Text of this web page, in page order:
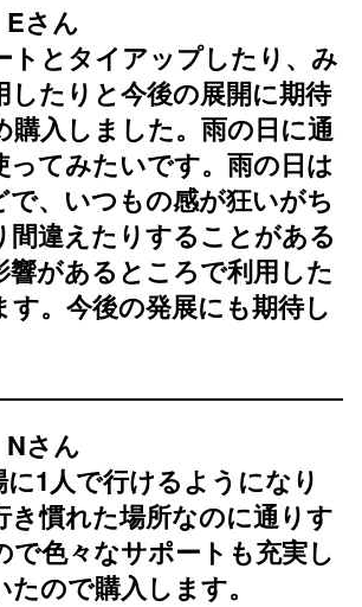
さん
トとタイアップしたり、み
したりと今後の展開に期待
購入しました。雨の日に通
ってみたいです。雨の日は
で、いつもの感が狂いがち
間違えたりすることがある
響があるところで利用した
す。今後の発展にも期待し
さん
1人で行けるようになり
き慣れた場所なのに通りす
で色々なサポートも充実し
ので購入します。